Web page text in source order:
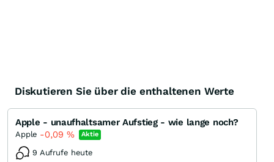
Diskutieren Sie über die enthaltenen Werte
Apple - unaufhaltsamer Aufstieg - wie lange noch?
Apple -0,09 % Aktie
9 Aufrufe heute